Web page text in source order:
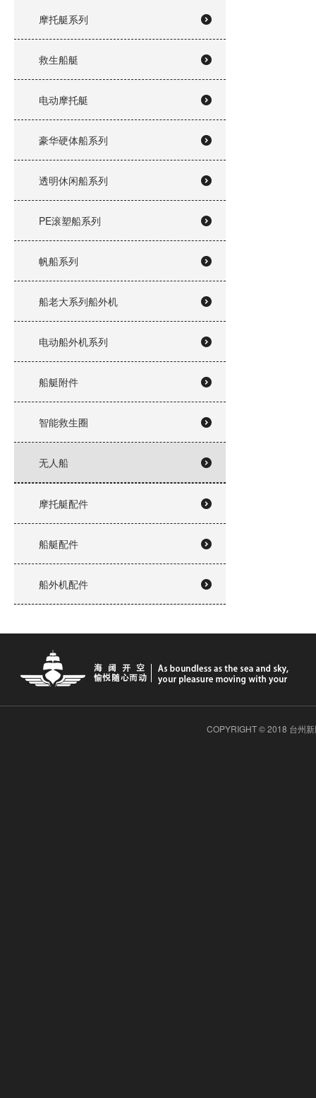
摩托艇系列
救生船艇
电动摩托艇
豪华硬体船系列
透明休闲船系列
PE滚塑船系列
帆船系列
船老大系列船外机
电动船外机系列
船艇附件
智能救生圈
无人船
摩托艇配件
船艇配件
船外机配件
COPYRIGHT © 2018 台州